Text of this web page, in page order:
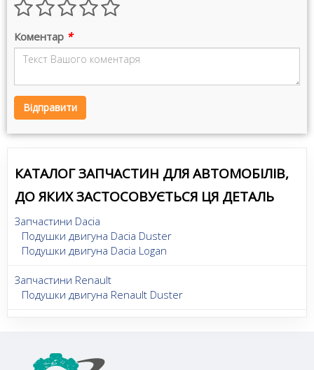
Коментар *
Відправити
КАТАЛОГ ЗАПЧАСТИН ДЛЯ АВТОМОБІЛІВ,
ДО ЯКИХ ЗАСТОСОВУЄТЬСЯ ЦЯ ДЕТАЛЬ
Запчастини Dacia
Подушки двигуна Dacia Duster
Подушки двигуна Dacia Logan
Запчастини Renault
Подушки двигуна Renault Duster